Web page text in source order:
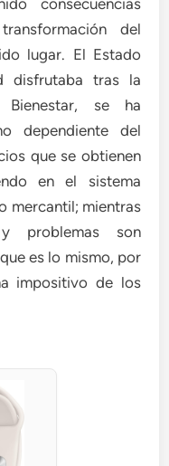
consecuencias
del
lugar. El Estado
disfrutaba tras la
se ha
dependiente del
que se obtienen
en el sistema
mercantil; mientras
problemas son
es lo mismo, por
impositivo de los